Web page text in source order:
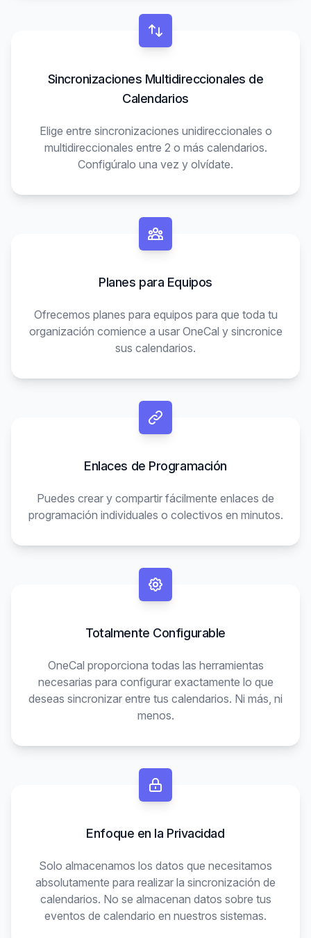
Sincronizaciones Multidireccionales de
Calendarios
Elige entre sincronizaciones unidireccionales o
multidireccionales entre 2 o más calendarios.
Configúralo una vez y olvídate.
Planes para Equipos
Ofrecemos planes para equipos para que toda tu
organización comience a usar OneCal y sincronice
sus calendarios.
Enlaces de Programación
Puedes crear y compartir fácilmente enlaces de
programación individuales o colectivos en minutos.
Totalmente Configurable
OneCal proporciona todas las herramientas
necesarias para configurar exactamente lo que
deseas sincronizar entre tus calendarios. Ni más, ni
menos.
Enfoque en la Privacidad
Solo almacenamos los datos que necesitamos
absolutamente para realizar la sincronización de
calendarios. No se almacenan datos sobre tus
eventos de calendario en nuestros sistemas.